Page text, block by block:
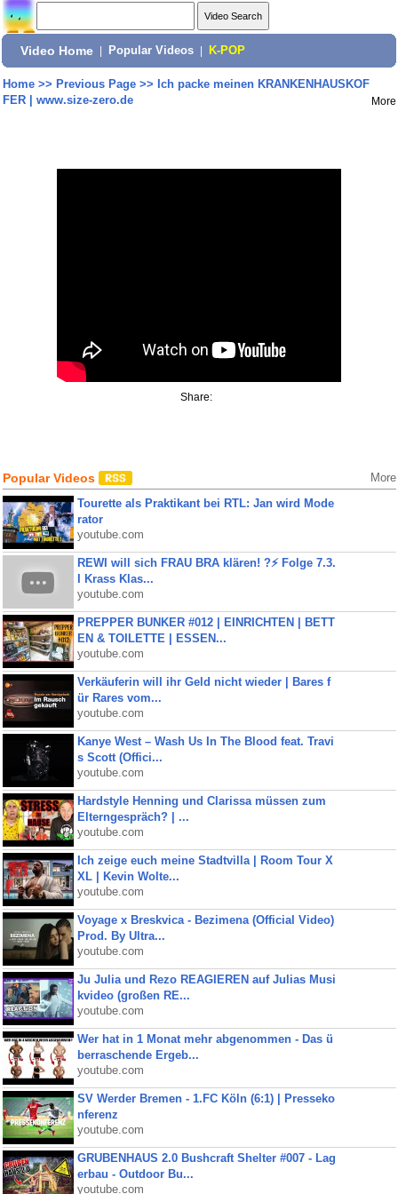
Video Home Popular Videos K-POP
Home>> Previous Page>> Ich packe meinen KRANKENHAUSKOF
FER | www.size-zero.de
More
Share:
Popular Videos More
Tourette als Praktikant bei RTL: Jan wird Mode
rator
youtube.com
REWI will sich FRAU BRA klären! ?⚡️ Folge 7.3.
I Krass Klas...
youtube.com
PREPPER BUNKER #012 | EINRICHTEN | BETT
EN & TOILETTE | ESSEN...
youtube.com
Verkäuferin will ihr Geld nicht wieder | Bares f
ür Rares vom...
youtube.com
Kanye West – Wash Us In The Blood feat. Travi
s Scott (Offici...
youtube.com
Hardstyle Henning und Clarissa müssen zum
Elterngespräch? | ...
youtube.com
Ich zeige euch meine Stadtvilla | Room Tour X
XL | Kevin Wolte...
youtube.com
Voyage x Breskvica - Bezimena (Official Video)
Prod. By Ultra...
youtube.com
Ju Julia und Rezo REAGIEREN auf Julias Musi
kvideo (großen RE...
youtube.com
Wer hat in 1 Monat mehr abgenommen - Das ü
berraschende Ergeb...
youtube.com
SV Werder Bremen - 1.FC Köln (6:1) | Presseko
nferenz
youtube.com
GRUBENHAUS 2.0 Bushcraft Shelter #007 - Lag
erbau - Outdoor Bu...
youtube.com